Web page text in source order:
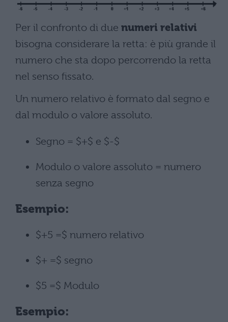
Per il confronto di due numeri relativi
bisogna considerare la retta: è più grande il
numero che sta dopo percorrendo la retta
nel senso fissato.
Un numero relativo è formato dal segno e
dal modulo o valore assoluto.
Segno = $+$ e $-$
Modulo o valore assoluto = numero
senza segno
Esempio:
$+5 =$ numero relativo
$+ =$ segno
$5 =$ Modulo
Esempio: